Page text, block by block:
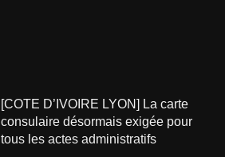
[COTE D’IVOIRE LYON] La carte
consulaire désormais exigée pour
tous les actes administratifs